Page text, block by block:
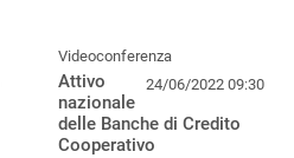
Videoconferenza
24/06/2022 09:30
Attivo
nazionale
delle Banche di Credito
Cooperativo